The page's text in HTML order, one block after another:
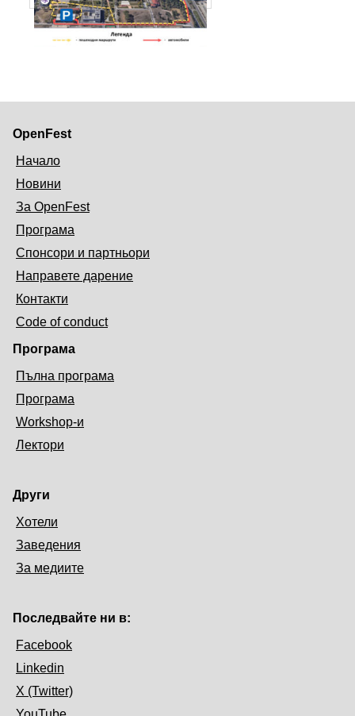
OpenFest
Начало
Новини
За OpenFest
Програма
Спонсори и партньори
Направете дарение
Контакти
Code of conduct
Програма
Пълна програма
Програма
Workshop-и
Лектори
Други
Хотели
Заведения
За медиите
Последвайте ни в:
Facebook
Linkedin
X (Twitter)